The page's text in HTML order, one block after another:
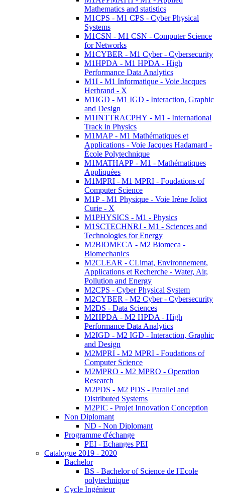
Mathematics and statistics
M1CPS - M1 CPS - Cyber Physical
Systems
M1CSN - M1 CSN - Computer Science
for Networks
M1CYBER - M1 Cyber - Cybersecurity
M1HPDA - M1 HPDA - High
Performance Data Analytics
M1I - M1 Informatique - Voie Jacques
Herbrand - X
M1IGD - M1 IGD - Interaction, Graphic
and Design
M1INTTRACPHY - M1 - International
Track in Physics
M1MAP - M1 Mathématiques et
Applications - Voie Jacques Hadamard -
École Polytechnique
M1MATHAPP - M1 - Mathématiques
Appliquées
M1MPRI - M1 MPRI - Foudations of
Computer Science
M1P - M1 Physique - Voie Irène Joliot
Curie - X
M1PHYSICS - M1 - Physics
M1SCTECHNRJ - M1 - Sciences and
Technologies for Energy
M2BIOMECA - M2 Biomeca -
Biomechanics
M2CLEAR - CLimat, Environnement,
Applications et Recherche - Water, Air,
Pollution and Energy
M2CPS - Cyber Physical System
M2CYBER - M2 Cyber - Cybersecurity
M2DS - Data Sciences
M2HPDA - M2 HPDA - High
Performance Data Analytics
M2IGD - M2 IGD - Interaction, Graphic
and Design
M2MPRI - M2 MPRI - Foudations of
Computer Science
M2MPRO - M2 MPRO - Operation
Research
M2PDS - M2 PDS - Parallel and
Distributed Systems
M2PIC - Projet Innovation Conception
Non Diplomant
ND - Non Diplomant
Programme d'échange
PEI - Echanges PEI
Catalogue 2019 - 2020
Bachelor
BS - Bachelor of Science de l'Ecole
polytechnique
Cycle Ingénieur